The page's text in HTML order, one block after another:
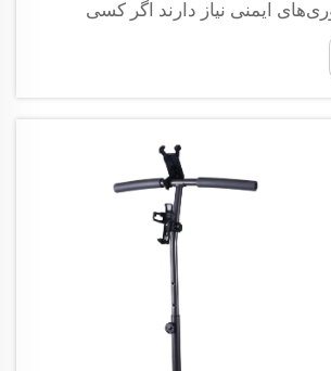
ایمنی نیاز دارند اگر کسی
در هنگام پریدن و یا امتحان
که افراد در اینترنت می‌بینند،
اساس برخی از آمارهای موجود،